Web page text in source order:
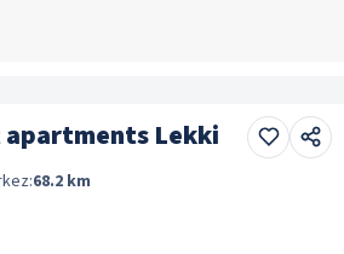
Lekki
68.2 km